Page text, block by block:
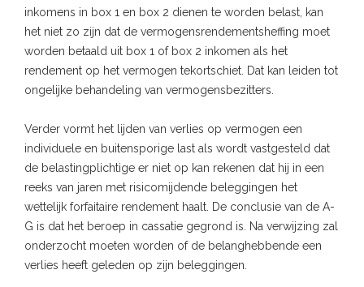
inkomens in box 1 en box 2 dienen te worden belast, kan
het niet zo zijn dat de vermogensrendementsheffing moet
worden betaald uit box 1 of box 2 inkomen als het
rendement op het vermogen tekortschiet. Dat kan leiden tot
ongelijke behandeling van vermogensbezitters.
Verder vormt het lijden van verlies op vermogen een
individuele en buitensporige last als wordt vastgesteld dat
de belastingplichtige er niet op kan rekenen dat hij in een
reeks van jaren met risicomijdende beleggingen het
wettelijk forfaitaire rendement haalt. De conclusie van de A-
G is dat het beroep in cassatie gegrond is. Na verwijzing zal
onderzocht moeten worden of de belanghebbende een
verlies heeft geleden op zijn beleggingen.